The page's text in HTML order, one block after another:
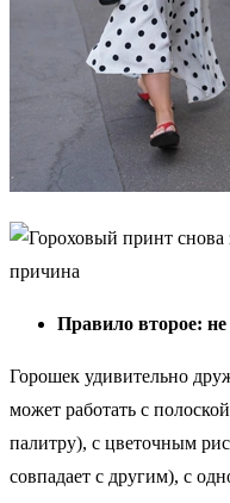
Правило второе: не
Горошек удивительно
может работать с
палитру), с цветочным
совпадает с другим), с